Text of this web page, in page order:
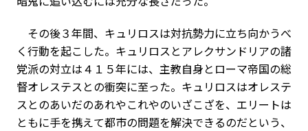
その後３年間、キュリロスは対抗勢力に立ち向かうべ
く行動を起こした。キュリロスとアレクサンドリアの諸
党派の対立は４１５年には、主教自身とローマ帝国の総
督オレステスとの衝突に至った。キュリロスはオレステ
スとのあいだのあれやこれやのいざこざを、エリートは
ともに手を携えて都市の問題を解決できるのだという、